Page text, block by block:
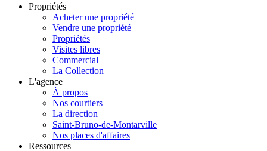
Propriétés
Acheter une propriété
Vendre une propriété
Propriétés
Visites libres
Commercial
La Collection
L'agence
À propos
Nos courtiers
La direction
Saint-Bruno-de-Montarville
Nos places d'affaires
Ressources